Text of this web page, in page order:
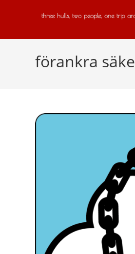
three hulls, two people, one trip
förankra